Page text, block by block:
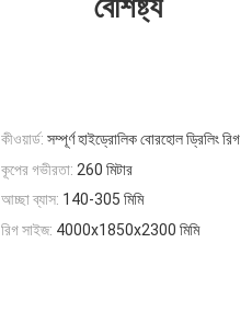
কীওয়ার্ড: সম্পূর্ণ হাইড্রোলিক বোরহোল ড্রিলিং রিগ
কূপের গভীরতা: 260 মিটার
আচ্ছা ব্যাস: 140-305 মিমি
রিগ সাইজ: 4000x1850x2300 মিমি